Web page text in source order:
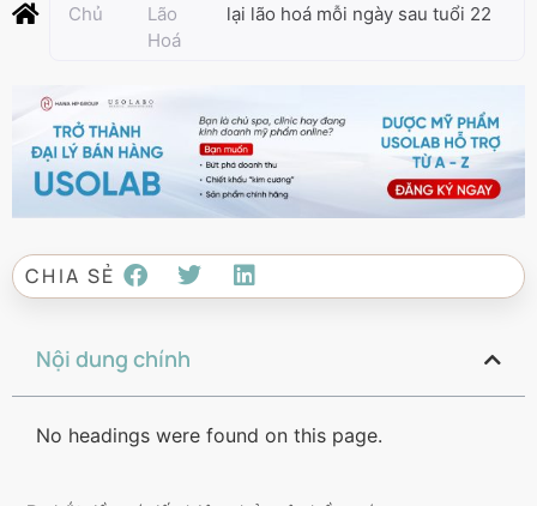
Chủ
Lão
Hoá
lại lão hoá mỗi ngày sau tuổi 22
CHIA SẺ
Nội dung chính
No headings were found on this page.